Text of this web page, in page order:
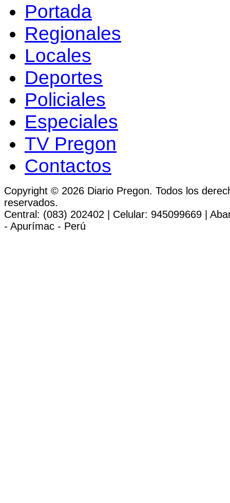
Portada
Regionales
Locales
Deportes
Policiales
Especiales
TV Pregon
Contactos
Copyright © 2026 Diario Pregon. Todos los
reservados.
Central: (083) 202402 | Celular: 945099669 |
- Apurímac - Perú